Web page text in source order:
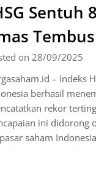
Sentuh
on 28/09/2025
– Indeks
berhasil
rekor
ini didorong
saham